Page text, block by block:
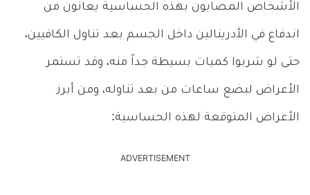
الأشخاص المصابون بهذه الحساسية يعانون من
اندفاع في الأدرينالين داخل الجسم بعد تناول الكافيين،
حتى لو شربوا كميات بسيطة جداً منه، وقد تستمر
الأعراض لبضع ساعات من بعد تناوله، ومن أبرز
الأعراض المتوقعة لهذه الحساسية:
ADVERTISEMENT